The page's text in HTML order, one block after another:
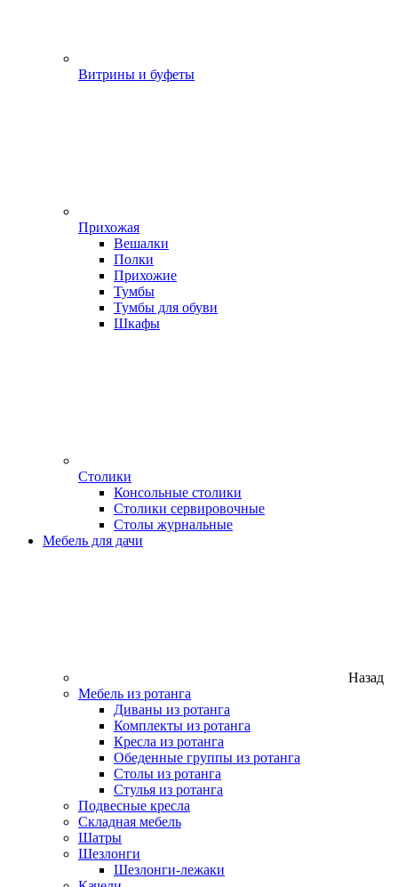
Витрины и буфеты
Прихожая
Вешалки
Полки
Прихожие
Тумбы
Тумбы для обуви
Шкафы
Столики
Консольные столики
Столики сервировочные
Столы журнальные
Мебель для дачи
Назад
Мебель из ротанга
Диваны из ротанга
Комплекты из ротанга
Кресла из ротанга
Обеденные группы из ротанга
Столы из ротанга
Стулья из ротанга
Подвесные кресла
Складная мебель
Шатры
Шезлонги
Шезлонги-лежаки